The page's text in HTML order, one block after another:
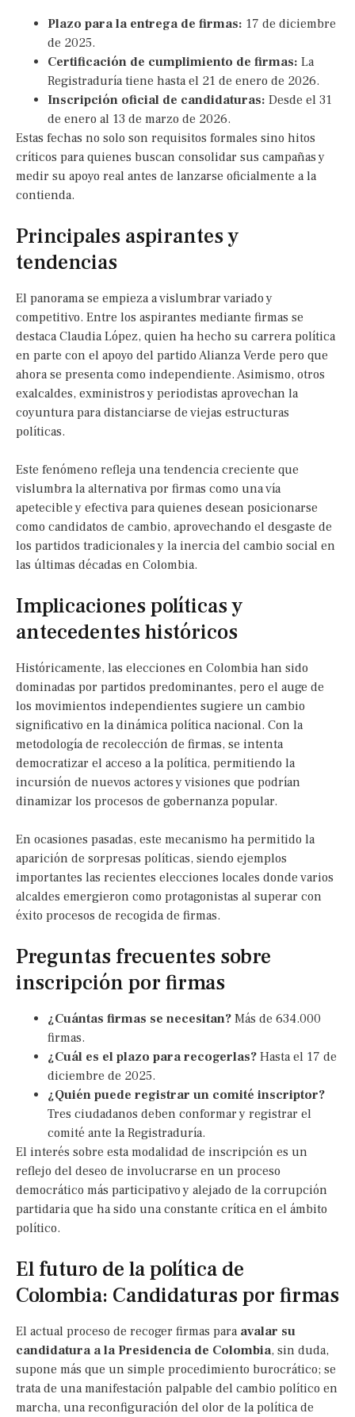
Plazo para la entrega de firmas: 17 de diciembre
de 2025.
Certificación de cumplimiento de firmas: La
Registraduría tiene hasta el 21 de enero de 2026.
Inscripción oficial de candidaturas: Desde el 31
de enero al 13 de marzo de 2026.
Estas fechas no solo son requisitos formales sino hitos
críticos para quienes buscan consolidar sus campañas y
medir su apoyo real antes de lanzarse oficialmente a la
contienda.
Principales aspirantes y
tendencias
El panorama se empieza a vislumbrar variado y
competitivo. Entre los aspirantes mediante firmas se
destaca Claudia López, quien ha hecho su carrera política
en parte con el apoyo del partido Alianza Verde pero que
ahora se presenta como independiente. Asimismo, otros
exalcaldes, exministros y periodistas aprovechan la
coyuntura para distanciarse de viejas estructuras
políticas.
Este fenómeno refleja una tendencia creciente que
vislumbra la alternativa por firmas como una vía
apetecible y efectiva para quienes desean posicionarse
como candidatos de cambio, aprovechando el desgaste de
los partidos tradicionales y la inercia del cambio social en
las últimas décadas en Colombia.
Implicaciones políticas y
antecedentes históricos
Históricamente, las elecciones en Colombia han sido
dominadas por partidos predominantes, pero el auge de
los movimientos independientes sugiere un cambio
significativo en la dinámica política nacional. Con la
metodología de recolección de firmas, se intenta
democratizar el acceso a la política, permitiendo la
incursión de nuevos actores y visiones que podrían
dinamizar los procesos de gobernanza popular.
En ocasiones pasadas, este mecanismo ha permitido la
aparición de sorpresas políticas, siendo ejemplos
importantes las recientes elecciones locales donde varios
alcaldes emergieron como protagonistas al superar con
éxito procesos de recogida de firmas.
Preguntas frecuentes sobre
inscripción por firmas
¿Cuántas firmas se necesitan? Más de 634.000
firmas.
¿Cuál es el plazo para recogerlas? Hasta el 17 de
diciembre de 2025.
¿Quién puede registrar un comité inscriptor?
Tres ciudadanos deben conformar y registrar el
comité ante la Registraduría.
El interés sobre esta modalidad de inscripción es un
reflejo del deseo de involucrarse en un proceso
democrático más participativo y alejado de la corrupción
partidaria que ha sido una constante crítica en el ámbito
político.
El futuro de la política de
Colombia: Candidaturas por firmas
El actual proceso de recoger firmas para avalar su
candidatura a la Presidencia de Colombia, sin duda,
supone más que un simple procedimiento burocrático; se
trata de una manifestación palpable del cambio político en
marcha, una reconfiguración del olor de la política de